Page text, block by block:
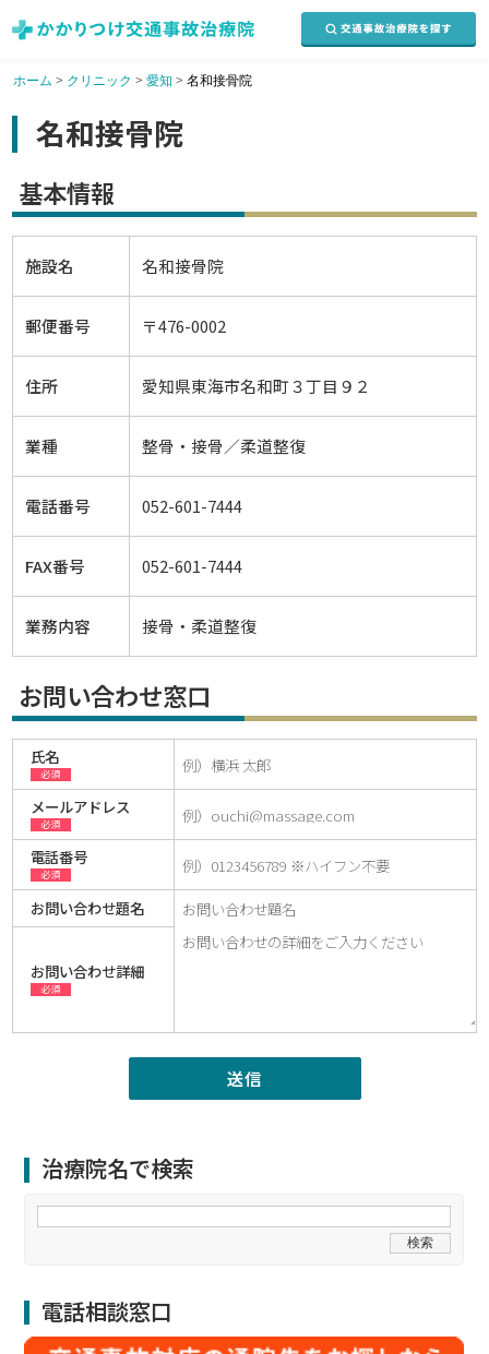
ホーム > クリニック > 愛知 > 名和接骨院
名和接骨院
基本情報
施設名 名和接骨院
郵便番号 〒476-0002
住所 愛知県東海市名和町３丁目９２
業種 整骨・接骨／柔道整復
電話番号 052-601-7444
FAX番号 052-601-7444
業務内容 接骨・柔道整復
お問い合わせ窓口
氏名
必須
メールアドレス
必須
電話番号
必須
お問い合わせ題名
お問い合わせ詳細
必須
治療院名で検索
電話相談窓口